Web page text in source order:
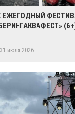
ЕЖЕГОДНЫЙ
31 июля 2026